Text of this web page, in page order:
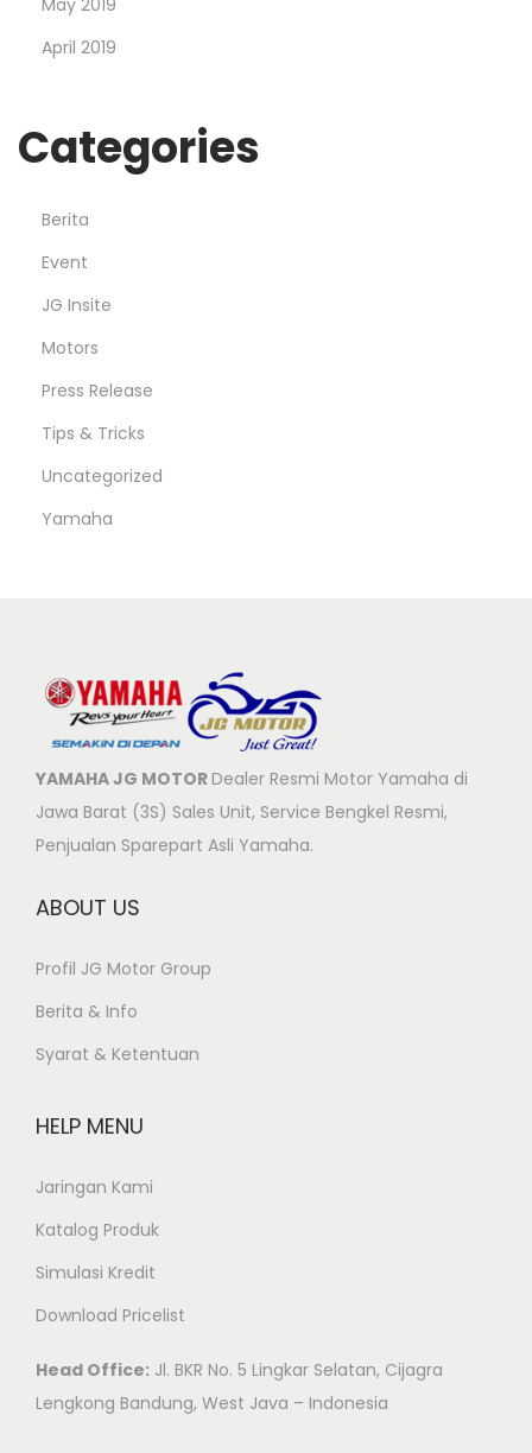
April 2019
Categories
Berita
Event
JG Insite
Motors
Press Release
Tips & Tricks
Uncategorized
Yamaha
YAMAHA JG MOTOR Dealer Resmi Motor Yamaha di
Jawa Barat (3S) Sales Unit, Service Bengkel Resmi,
Penjualan Sparepart Asli Yamaha.
ABOUT US
Profil JG Motor Group
Berita & Info
Syarat & Ketentuan
HELP MENU
Jaringan Kami
Katalog Produk
Simulasi Kredit
Download Pricelist
Head Office: Jl. BKR No. 5 Lingkar Selatan, Cijagra
Lengkong Bandung, West Java – Indonesia